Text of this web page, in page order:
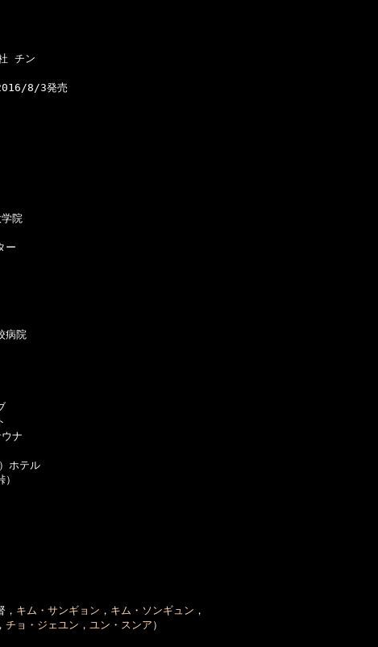
チン
8/3発売
院
院
ナ
テル
， キム・サンギョン ， キム・ソンギュン ，
， チョ・ジェユン ， ユン・スンア ）